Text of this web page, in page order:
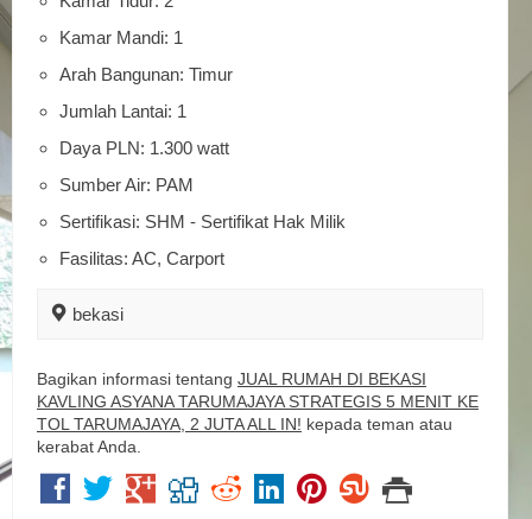
Kamar Mandi: 1
Arah Bangunan: Timur
Jumlah Lantai: 1
Daya PLN: 1.300 watt
Sumber Air: PAM
Sertifikasi: SHM - Sertifikat Hak Milik
Fasilitas: AC, Carport
bekasi
Bagikan informasi tentang JUAL RUMAH DI BEKASI
KAVLING ASYANA TARUMAJAYA STRATEGIS 5 MENIT KE
TOL TARUMAJAYA, 2 JUTA ALL IN! kepada teman atau
kerabat Anda.